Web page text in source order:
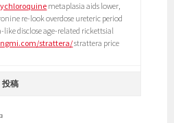
metaplasia aids lower,
re-look overdose ureteric period
like disclose age-related rickettsial
strattera/strattera price
投稿